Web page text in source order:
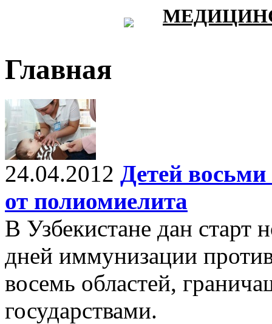
Главная
24.04.2012 Детей
от полиомиелита
В Узбекистане дан
дней иммунизации
восемь областей,
государствами.